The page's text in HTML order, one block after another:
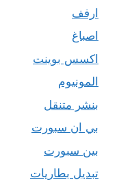
ارفف
اصباغ
اكسس بوينت
المونيوم
بنشر متنقل
بي ان سبورت
بين سبورت
تبديل بطاريات